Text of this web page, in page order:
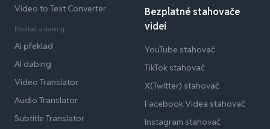
Video to Text Converter
Překlad a dabing
AI překlad
AI dabing
Video Translator
Audio Translator
Subtitle Translator
Bezplatné stahovače
videí
YouTube stahovač
TikTok stahovač
X(Twitter) stahovač
Facebook Videa stahovač
Instagram stahovač